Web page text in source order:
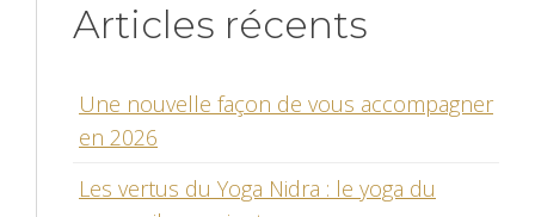
Articles récents
Une nouvelle façon de vous accompagner
en 2026
Les vertus du Yoga Nidra : le yoga du